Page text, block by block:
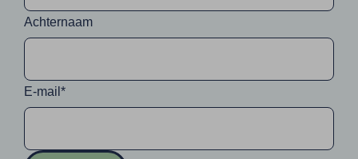
Achternaam
E-mail*